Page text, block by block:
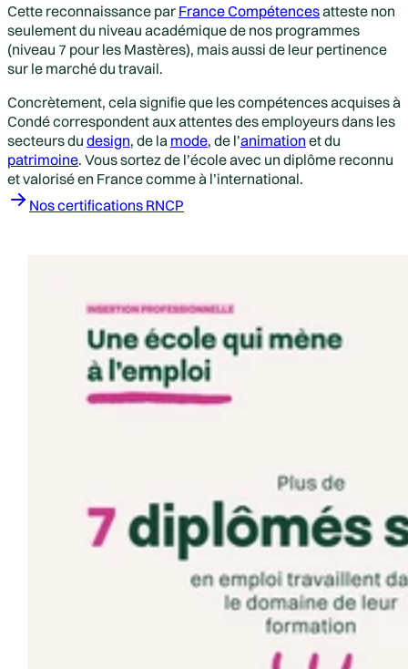
Cette reconnaissance par France Compétencesatteste non
seulement du niveau académique de nos programmes
(niveau 7 pour les Mastères), mais aussi de leur pertinence
sur le marché du travail.
Concrètement, cela signifie que les compétences acquises à
Condé correspondent aux attentes des employeurs dans les
secteurs du design, de la mode, de l’animation et du
patrimoine. Vous sortez de l’école avec un diplôme reconnu
et valorisé en France comme à l’international.
Nos certifications RNCP